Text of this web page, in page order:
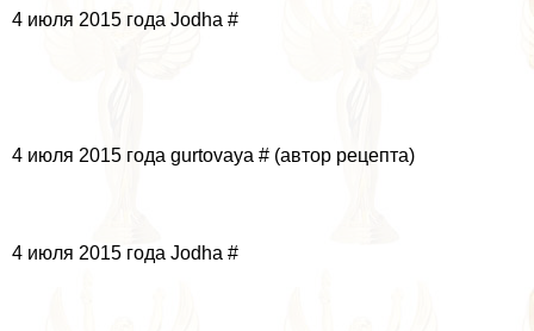
4 июля 2015 года Jodha #
4 июля 2015 года gurtovaya # (автор рецепта)
4 июля 2015 года Jodha #